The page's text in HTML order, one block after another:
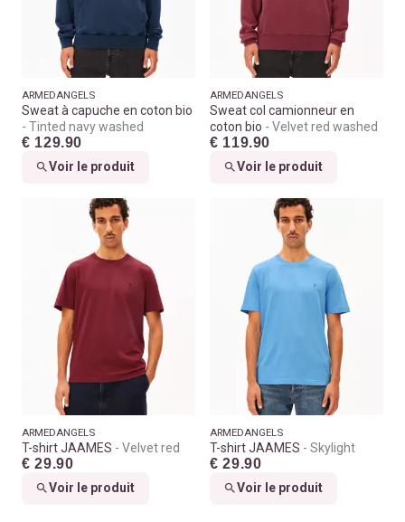
ARMEDANGELS
Sweat à capuche en coton bio
Tinted navy washed
€ 129.90
Voir le produit
ARMEDANGELS
Sweat col camionneur en
coton bio
Velvet red washed
€ 119.90
Voir le produit
ARMEDANGELS
T-shirt JAAMES Velvet red
€ 29.90
Voir le produit
ARMEDANGELS
T-shirt JAAMES Skylight
€ 29.90
Voir le produit